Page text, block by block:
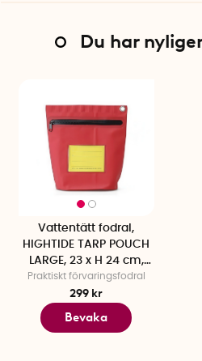
Du har
Vattentätt fodral,
HIGHTIDE TARP POUCH
LARGE, 23 x H 24 cm,
Röd
Praktiskt förvaringsfodral
299 kr
Bevaka